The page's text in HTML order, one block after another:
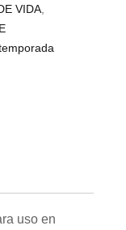
VIDA
uso en